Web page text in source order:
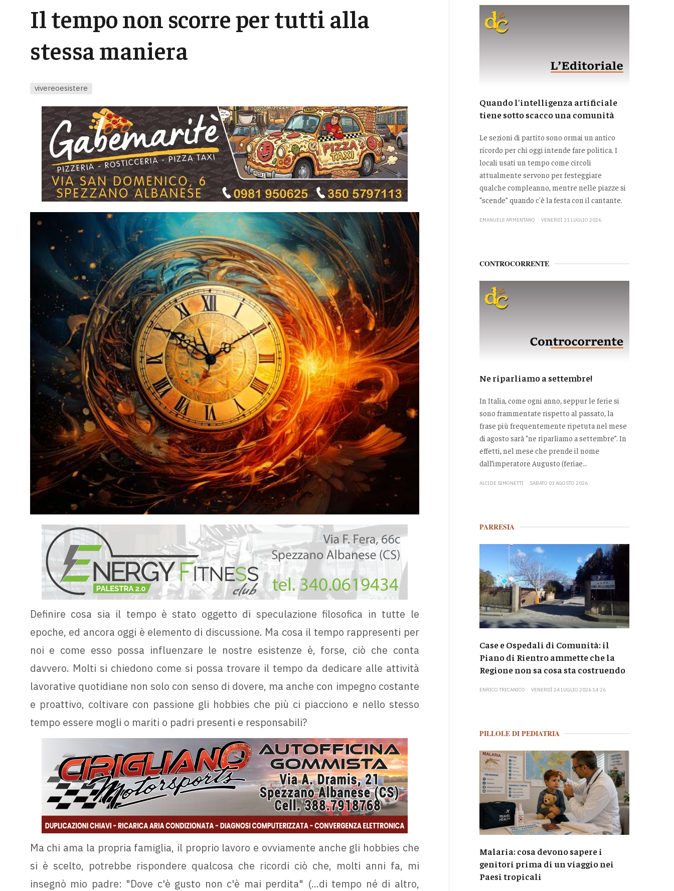
Il tempo non scorre per tutti alla
stessa maniera
vivereoesistere
Definire cosa sia il tempo è stato oggetto di speculazione filosofica in tutte le
epoche, ed ancora oggi è elemento di discussione. Ma cosa il tempo rappresenti per
noi e come esso possa influenzare le nostre esistenze è, forse, ciò che conta
davvero. Molti si chiedono come si possa trovare il tempo da dedicare alle attività
lavorative quotidiane non solo con senso di dovere, ma anche con impegno costante
e proattivo, coltivare con passione gli hobbies che più ci piacciono e nello stesso
tempo essere mogli o mariti o padri presenti e responsabili?
Ma chi ama la propria famiglia, il proprio lavoro e ovviamente anche gli hobbies che
si è scelto, potrebbe rispondere qualcosa che ricordi ciò che, molti anni fa, mi
insegnò mio padre: "Dove c'è gusto non c'è mai perdita" (...di tempo né di altro,
Quando l'intelligenza artificiale
tiene sotto scacco una comunità
Le sezioni di partito sono ormai un antico
ricordo per chi oggi intende fare politica. I
locali usati un tempo come circoli
attualmente servono per festeggiare
qualche compleanno, mentre nelle piazze si
“scende” quando c'è la festa con il cantante.
EMANUELE ARMENTANO VENERDÌ 31 LUGLIO 2026
CONTROCORRENTE
Ne riparliamo a settembre!
In Italia, come ogni anno, seppur le ferie si
sono frammentate rispetto al passato, la
frase più frequentemente ripetuta nel mese
di agosto sarà “ne riparliamo a settembre”. In
effetti, nel mese che prende il nome
dall’imperatore Augusto (feriae...
ALCIDE SIMONETTI SABATO 01 AGOSTO 2026
PARRESIA
Case e Ospedali di Comunità: il
Piano di Rientro ammette che la
Regione non sa cosa sta costruendo
ENRICO TRICANICO VENERDÌ 24 LUGLIO 2026 14:26
PILLOLE DI PEDIATRIA
Malaria: cosa devono sapere i
genitori prima di un viaggio nei
Paesi tropicali